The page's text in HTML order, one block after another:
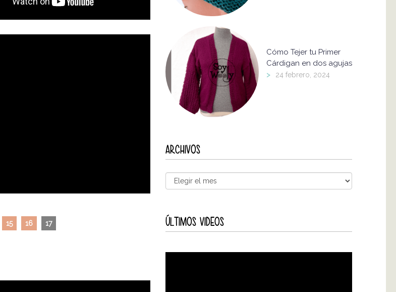
15 16 17
Cómo Tejer tu Primer
Cárdigan en dos agujas
> 24 febrero, 2024
ARCHIVOS
ÚLTIMOS VIDEOS